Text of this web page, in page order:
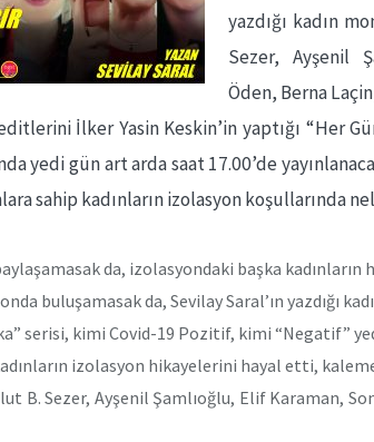
yazdığı kadın
Sezer, Ayşenil
Öden, Berna
İlker Yasin Keskin’in yaptığı “Her
yedi gün art arda saat 17.00’de
sahip kadınların izolasyon koşullarında
da, izolasyondaki başka kadınların
buluşamasak da, Sevilay Saral’ın yazdığı
serisi, kimi Covid-19 Pozitif, kimi “Negatif”
izolasyon hikayelerini hayal etti,
B. Sezer, Ayşenil Şamlıoğlu, Elif Karaman,